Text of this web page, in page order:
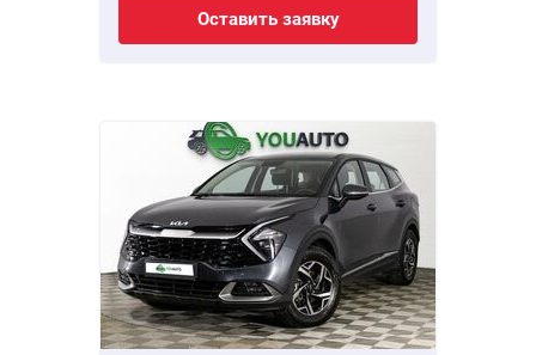
Оставить заявку